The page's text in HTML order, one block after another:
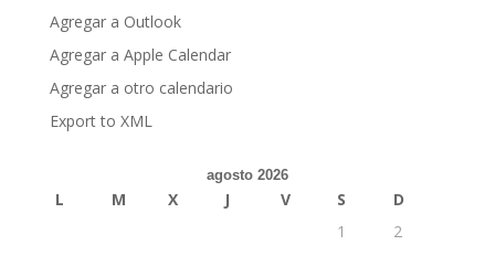
Agregar a Outlook
Agregar a Apple Calendar
Agregar a otro calendario
Export to XML
agosto 2026
L M X J V S
D
1
2